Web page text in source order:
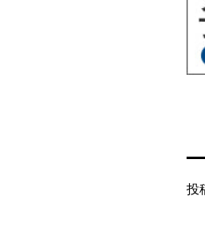
投